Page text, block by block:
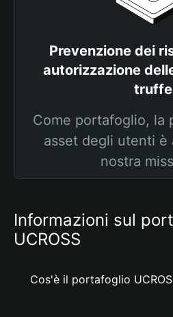
Prevenzione dei
autorizzazione
truffe
Come portafoglio, la
asset degli utenti è
nostra
Informazioni sul
UCROSS
Cos'è il portafoglio